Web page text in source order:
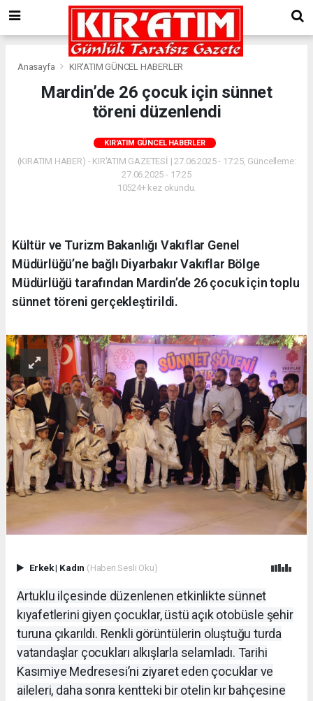
Anasayfa KIR'ATIM GÜNCEL HABERLER
Mardin’de 26 çocuk için sünnet
töreni düzenlendi
KIR'ATIM GÜNCEL HABERLER
(KIRATIM HABER) - KIR'ATIM GAZETESİ | 27.06.2025 - 17:25, Güncelleme:
27.06.2025 - 17:25
10524+ kez okundu.
Kültür ve Turizm Bakanlığı Vakıflar Genel
Müdürlüğü’ne bağlı Diyarbakır Vakıflar Bölge
Müdürlüğü tarafından Mardin’de 26 çocuk için toplu
sünnet töreni gerçekleştirildi.
Erkek| Kadın (Haberi Sesli Oku)
Artuklu ilçesinde düzenlenen etkinlikte sünnet
kıyafetlerini giyen çocuklar, üstü açık otobüsle şehir
turuna çıkarıldı. Renkli görüntülerin oluştuğu turda
vatandaşlar çocukları alkışlarla selamladı. Tarihi
Kasımiye Medresesi’ni ziyaret eden çocuklar ve
aileleri, daha sonra kentteki bir otelin kır bahçesine